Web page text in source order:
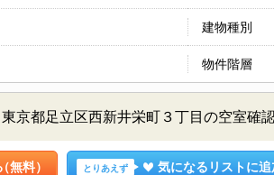
建物種別
物件階層
京都足立区西新井栄町３丁目の空室確
無料） とりあえず 気になるリストに追